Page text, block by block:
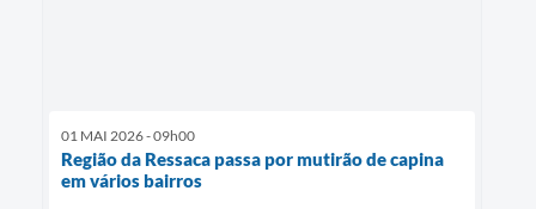
01 MAI 2026 - 09h00
Região da Ressaca passa por mutirão de capina
em vários bairros